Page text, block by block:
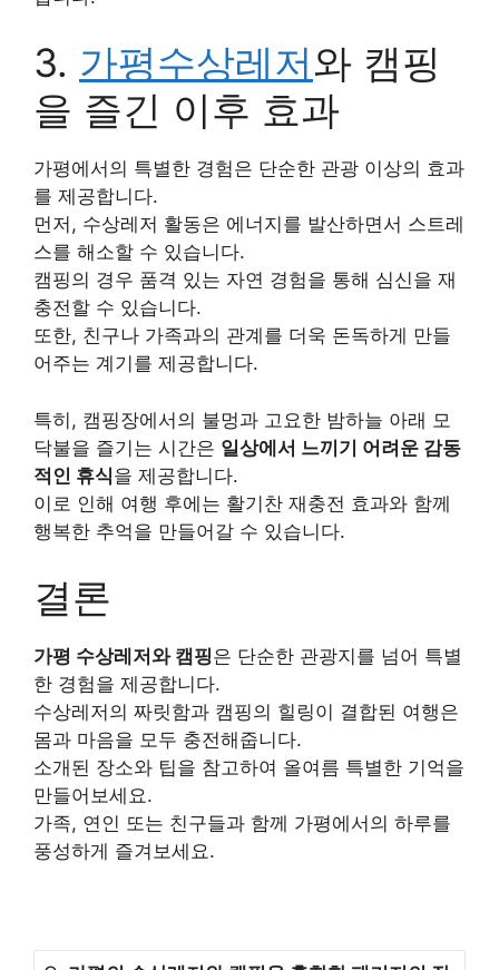
3. 가평수상레저와 캠핑
을 즐긴 이후 효과
가평에서의 특별한 경험은 단순한 관광 이상의 효과
를 제공합니다.
먼저, 수상레저 활동은 에너지를 발산하면서 스트레
스를 해소할 수 있습니다.
캠핑의 경우 품격 있는 자연 경험을 통해 심신을 재
충전할 수 있습니다.
또한, 친구나 가족과의 관계를 더욱 돈독하게 만들
어주는 계기를 제공합니다.
특히, 캠핑장에서의 불멍과 고요한 밤하늘 아래 모
닥불을 즐기는 시간은 일상에서 느끼기 어려운 감동
적인 휴식을 제공합니다.
이로 인해 여행 후에는 활기찬 재충전 효과와 함께
행복한 추억을 만들어갈 수 있습니다.
결론
가평 수상레저와 캠핑은 단순한 관광지를 넘어 특별
한 경험을 제공합니다.
수상레저의 짜릿함과 캠핑의 힐링이 결합된 여행은
몸과 마음을 모두 충전해줍니다.
소개된 장소와 팁을 참고하여 올여름 특별한 기억을
만들어보세요.
가족, 연인 또는 친구들과 함께 가평에서의 하루를
풍성하게 즐겨보세요.